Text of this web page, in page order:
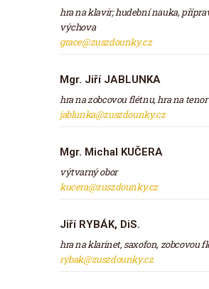
hra na klavír; hudební nauka,
výchova
grace@zuszdounky.cz
Mgr. Jiří JABLUNKA
hra na zobcovou flétnu, hra na tenor
jablunka@zuszdounky.cz
Mgr. Michal KUČERA
výtvarný obor
kucera@zuszdounky.cz
Jiří RYBÁK, DiS.
hra na klarinet, saxofon, zobcovou
rybak@zuszdounky.cz